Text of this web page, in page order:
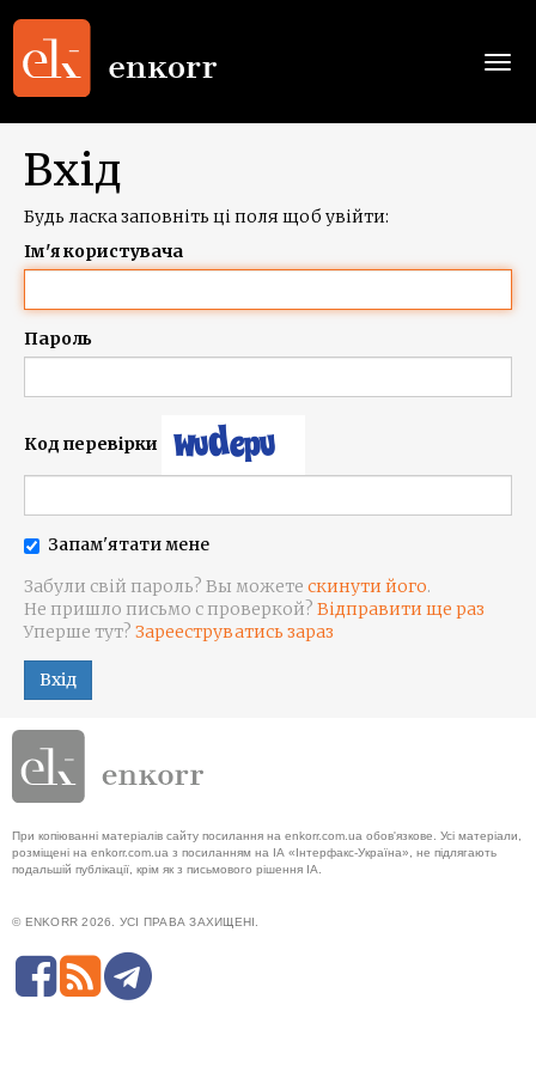
Вхід
Будь ласка заповніть ці поля щоб увійти:
Ім'я користувача
Пароль
Код перевірки
Запам'ятати мене
Забули свій пароль? Вы можете скинути його.
Не пришло письмо с проверкой? Відправити ще раз
Уперше тут? Зарееструватись зараз
Вхід
При копіюванні матеріалів сайту посилання на enkorr.com.ua обов'язкове. Усі матеріали,
розміщені на enkorr.com.ua з посиланням на ІА «Інтерфакс-Україна», не підлягають
подальшій публікації, крім як з письмового рішення ІА.
© ENKORR 2026. УСІ ПРАВА ЗАХИЩЕНІ.